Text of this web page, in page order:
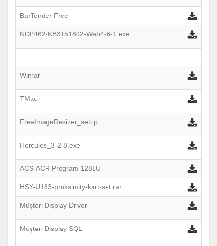
BarTender Free
NDP462-KB3151802-Web4-6-1.exe
Winrar
TMac
FreeImageResizer_setup
Hercules_3-2-8.exe
ACS-ACR Program 1281U
HSY-U183-proksimity-kart-set.rar
Müşteri Display Driver
Müşteri Display SQL